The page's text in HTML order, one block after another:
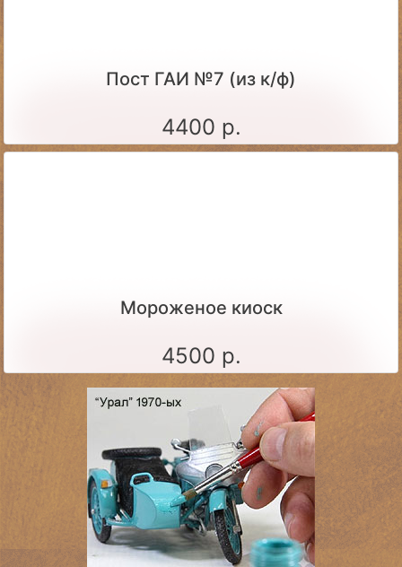
Пост ГАИ №7 (из к/ф)
4400 р.
Мороженое киоск
4500 р.